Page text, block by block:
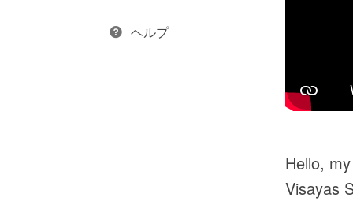
Hello,
Visayas
ヘルプ